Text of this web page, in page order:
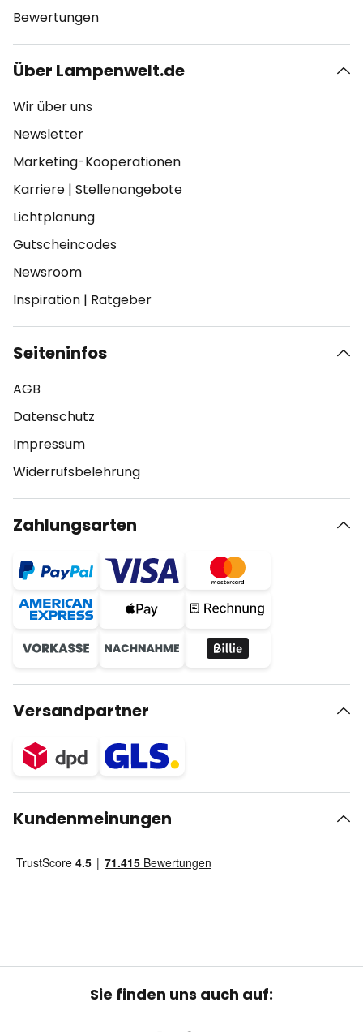
Bewertungen
Über Lampenwelt.de
Wir über uns
Newsletter
Marketing-Kooperationen
Karriere | Stellenangebote
Lichtplanung
Gutscheincodes
Newsroom
Inspiration | Ratgeber
Seiteninfos
AGB
Datenschutz
Impressum
Widerrufsbelehrung
Zahlungsarten
Versandpartner
Kundenmeinungen
Sie finden uns auch auf: